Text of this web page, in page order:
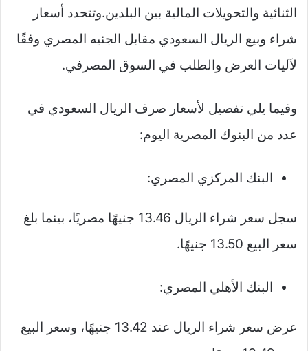
الثنائية والتحويلات المالية بين البلدين.وتتحدد أسعار
شراء وبيع الريال السعودي مقابل الجنيه المصري وفقًا
لآليات العرض والطلب في السوق المصرفي.
وفيما يلي تفصيل لأسعار صرف الريال السعودي في
عدد من البنوك المصرية اليوم:
البنك المركزي المصري:
سجل سعر شراء الريال 13.46 جنيهًا مصريًا، بينما بلغ
سعر البيع 13.50 جنيهًا.
البنك الأهلي المصري:
عرض سعر شراء الريال عند 13.42 جنيهًا، وسعر البيع